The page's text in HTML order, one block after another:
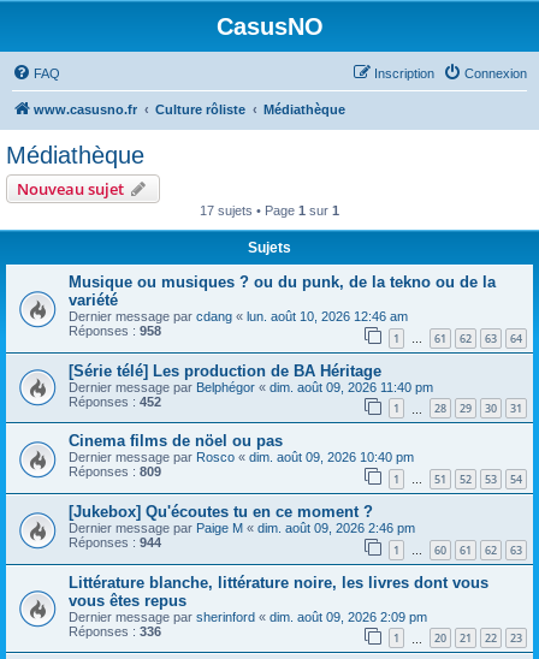
CasusNO
FAQ Connexion
Inscription
www.casusno.fr Culture rôliste Médiathèque
Médiathèque
Nouveau sujet
17 sujets • Page 1 sur 1
Sujets
Musique ou musiques ? ou du punk, de la tekno ou de la
variété
Dernier message par cdang « lun. août 10, 2026 12:46 am
Réponses : 958 1 … 61 62 63 64
[Série télé] Les production de BA Héritage
Dernier message par Belphégor « dim. août 09, 2026 11:40 pm
Réponses : 452 1 28 29 30 31
Cinema films de nöel ou pas
Dernier message par Rosco « dim. août 09, 2026 10:40 pm
Réponses : 809 1 … 51 52 53 54
[Jukebox] Qu'écoutes tu en ce moment ?
Dernier message par Paige M « dim. août 09, 2026 2:46 pm
Réponses : 944 1 … 60 61 62 63
Littérature blanche, littérature noire, les livres dont vous
vous êtes repus
Dernier message par sherinford « dim. août 09, 2026 2:09 pm
Réponses : 336 1 20 21 22 23